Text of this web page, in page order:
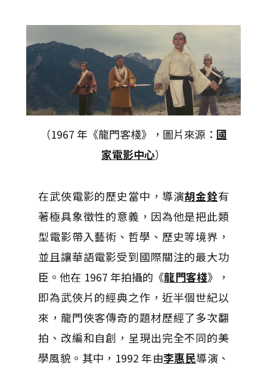
（1967 年《龍門客棧》，圖片來源： 國
家電影中心）
在武俠電影的歷史當中，導演胡金銓有
著極具象徵性的意義，因為他是把此類
型電影帶入藝術、哲學、歷史等境界，
並且讓華語電影受到國際關注的最大功
臣。他在 1967 年拍攝的《龍門客棧》，
即為武俠片的經典之作，近半個世紀以
來，龍門俠客傳奇的題材歷經了多次翻
拍、改編和自創，呈現出完全不同的美
學風貌。其中，1992 年由李惠民導演、